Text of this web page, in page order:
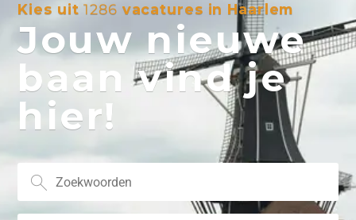
Kies uit1286 vacatures in Haarlem
Jouw nieuwe
baan vind je
hier!